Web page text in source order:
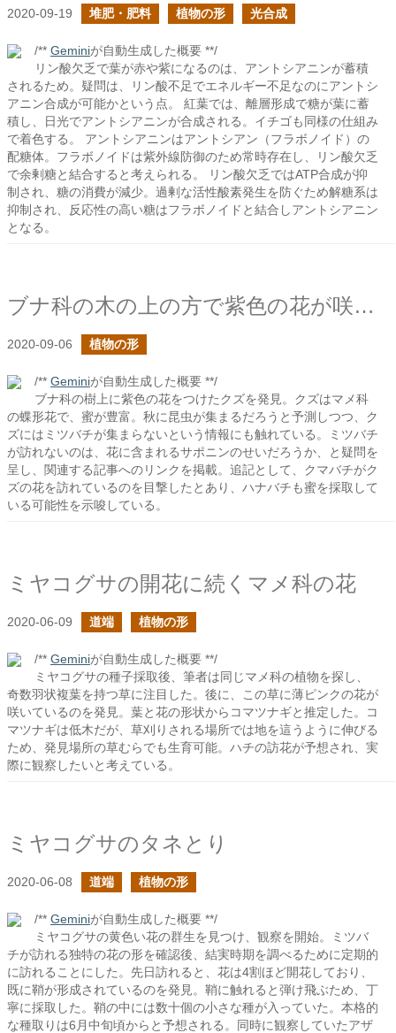
2020-09-19 堆肥・肥料 植物の形 光合成
/** Geminiが自動生成した概要 **/
リン酸欠乏で葉が赤や紫になるのは、アントシアニンが蓄積
されるため。疑問は、リン酸不足でエネルギー不足なのにアントシ
アニン合成が可能かという点。 紅葉では、離層形成で糖が葉に蓄
積し、日光でアントシアニンが合成される。イチゴも同様の仕組み
で着色する。 アントシアニンはアントシアン（フラボノイド）の
配糖体。フラボノイドは紫外線防御のため常時存在し、リン酸欠乏
で余剰糖と結合すると考えられる。 リン酸欠乏ではATP合成が抑
制され、糖の消費が減少。過剰な活性酸素発生を防ぐため解糖系は
抑制され、反応性の高い糖はフラボノイドと結合しアントシアニン
となる。
ブナ科の木の上の方で紫色の花が咲いている
2020-09-06 植物の形
/** Geminiが自動生成した概要 **/
ブナ科の樹上に紫色の花をつけたクズを発見。クズはマメ科
の蝶形花で、蜜が豊富。秋に昆虫が集まるだろうと予測しつつ、ク
ズにはミツバチが集まらないという情報にも触れている。ミツバチ
が訪れないのは、花に含まれるサポニンのせいだろうか、と疑問を
呈し、関連する記事へのリンクを掲載。追記として、クマバチがク
ズの花を訪れているのを目撃したとあり、ハナバチも蜜を採取して
いる可能性を示唆している。
ミヤコグサの開花に続くマメ科の花
2020-06-09 道端 植物の形
/** Geminiが自動生成した概要 **/
ミヤコグサの種子採取後、筆者は同じマメ科の植物を探し、
奇数羽状複葉を持つ草に注目した。後に、この草に薄ピンクの花が
咲いているのを発見。葉と花の形状からコマツナギと推定した。コ
マツナギは低木だが、草刈りされる場所では地を這うように伸びる
ため、発見場所の草むらでも生育可能。ハチの訪花が予想され、実
際に観察したいと考えている。
ミヤコグサのタネとり
2020-06-08 道端 植物の形
/** Geminiが自動生成した概要 **/
ミヤコグサの黄色い花の群生を見つけ、観察を開始。ミツバ
チが訪れる独特の花の形を確認後、結実時期を調べるために定期的
に訪れることにした。先日訪れると、花は4割ほど開花しており、
既に鞘が形成されているのを発見。鞘に触れると弾け飛ぶため、丁
寧に採取した。鞘の中には数十個の小さな種が入っていた。本格的
な種取りは6月中旬頃からと予想される。同時に観察していたアザ